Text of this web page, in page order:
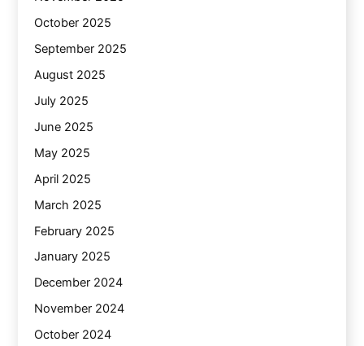
October 2025
September 2025
August 2025
July 2025
June 2025
May 2025
April 2025
March 2025
February 2025
January 2025
December 2024
November 2024
October 2024